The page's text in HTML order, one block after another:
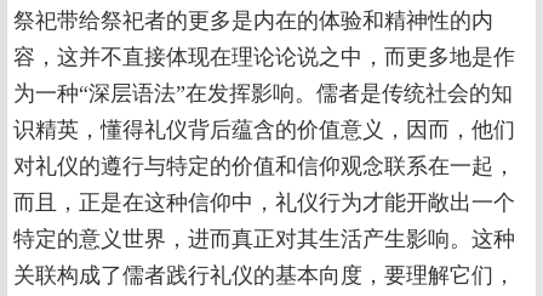
祭祀带给祭祀者的更多是内在的体验和精神性的内
容，这并不直接体现在理论论说之中，而更多地是作
为一种“深层语法”在发挥影响。儒者是传统社会的知
识精英，懂得礼仪背后蕴含的价值意义，因而，他们
对礼仪的遵行与特定的价值和信仰观念联系在一起，
而且，正是在这种信仰中，礼仪行为才能开敞出一个
特定的意义世界，进而真正对其生活产生影响。这种
关联构成了儒者践行礼仪的基本向度，要理解它们，